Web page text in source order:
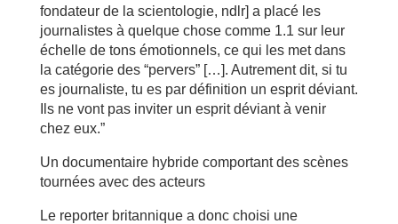
fondateur de la scientologie, ndlr] a placé les
journalistes à quelque chose comme 1.1 sur leur
échelle de tons émotionnels, ce qui les met dans
la catégorie des “pervers” […]. Autrement dit, si tu
es journaliste, tu es par définition un esprit déviant.
Ils ne vont pas inviter un esprit déviant à venir
chez eux.”
Un documentaire hybride comportant des scènes
tournées avec des acteurs
Le reporter britannique a donc choisi une